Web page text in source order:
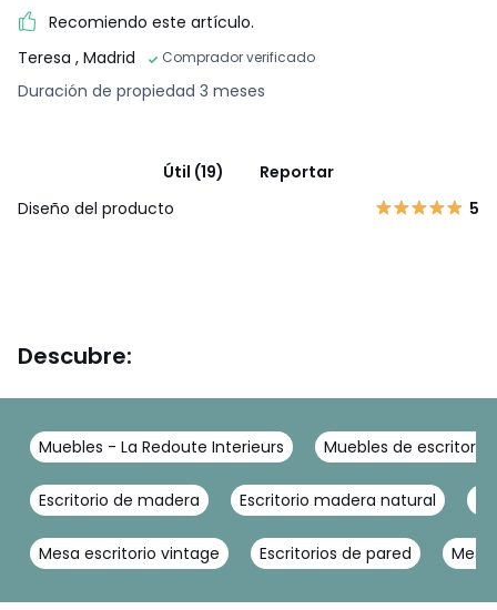
Recomiendo este artículo.
Teresa , Madrid Comprador verificado
Duración de propiedad 3 meses
Útil (19)
Reportar
Diseño del producto
5
Descubre:
Muebles - La Redoute Interieurs Muebles de escritorio
Escritorio de madera Escritorio madera natural
Mesa escritorio vintage Escritorios de pared